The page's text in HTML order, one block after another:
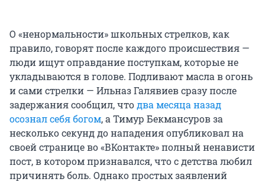
О «ненормальности» школьных стрелков, как
правило, говорят после каждого происшествия —
люди ищут оправдание поступкам, которые не
укладываются в голове. Подливают масла в огонь
и сами стрелки — Ильназ Галявиев сразу после
задержания сообщил, чтодва месяца назад
осознал себя богом, а Тимур Бекмансуров за
несколько секунд до нападения опубликовал на
своей странице во «ВКонтакте» полный ненависти
пост, в котором признавался, что с детства любил
причинять боль. Однако простых заявлений